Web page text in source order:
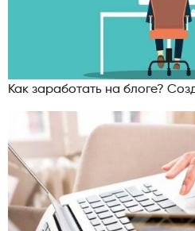
Как заработать на блоге?